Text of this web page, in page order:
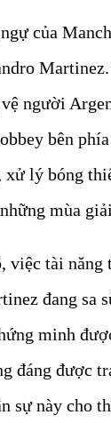
của
người
bên
xử lý bóng
mùa
việc tài năng
đang sa
minh
đáng được
sự này cho